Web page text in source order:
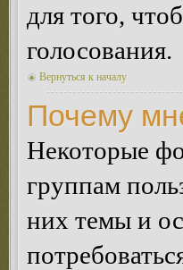
для того,
голосования.
Вернуться к началу
Почему
Некоторые
группам
них темы и